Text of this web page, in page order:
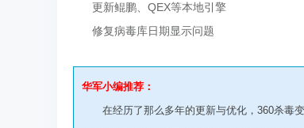
更新鲲鹏、QEX等本地引擎
修复病毒库日期显示问题
华军小编推荐：
在经历了那么多年的更新与优化，360杀毒